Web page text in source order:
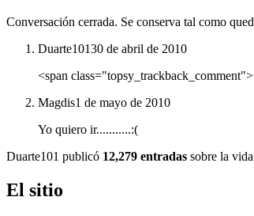
Conversación cerrada. Se conserva tal como
Duarte10130 de abril de 2010
<span
Magdis1 de mayo de 2010
Yo quiero ir...........:(
Duarte101 publicó 12,279 entradas sobre la
El sitio